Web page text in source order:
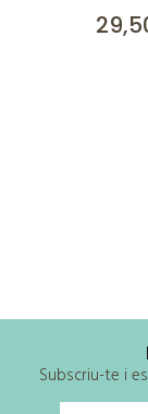
Subscriu-te i